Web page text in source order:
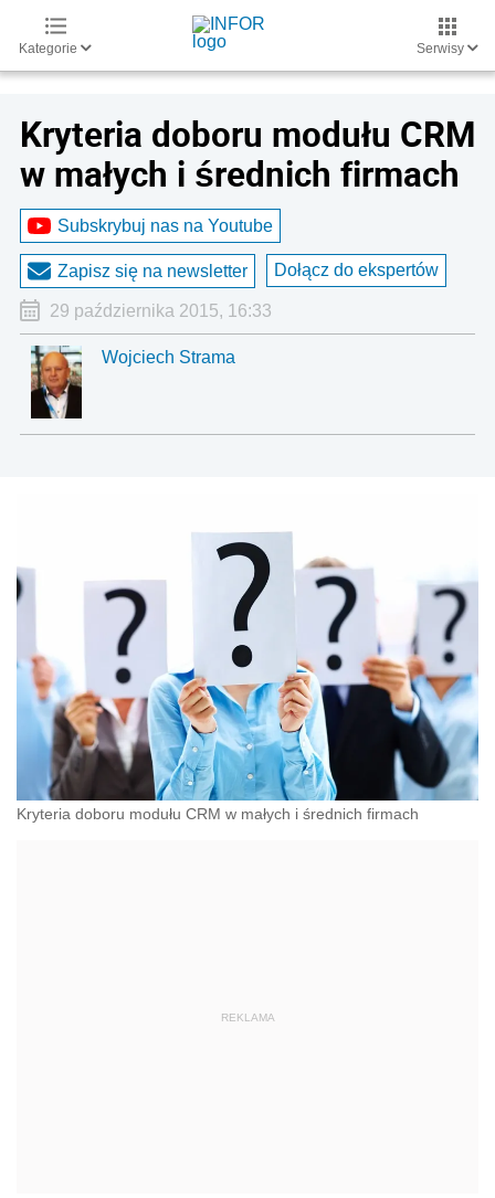
Kategorie Serwisy
Kryteria doboru modułu CRM
w małych i średnich firmach
Subskrybuj nas na Youtube
Zapisz się na newsletter Dołącz do ekspertów
29 października 2015, 16:33
Wojciech Strama
Kryteria doboru modułu CRM w małych i średnich firmach